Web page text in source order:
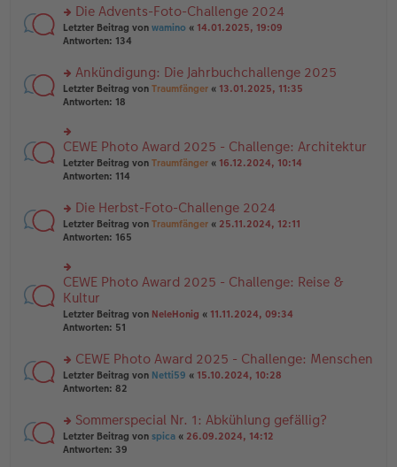
tr
a
g
el
es
e
B
ei
tr
g
rs
te
n
g
el
e
n
er
B
a
g
Die Advents-Foto-Challenge 2024
Letzter Beitrag von wamino « 14.01.2025, 19:09
Antworten: 134
rs
te
u
n
g
el
es
n
er
B
a
g
Ankündigung: Die Jahrbuchchallenge 2025
Letzter Beitrag von Traumfänger « 13.01.2025, 11:35
Antworten: 18
rs
te
r
g
el
es
n
er
B
ei
tr
a
CEWE Photo Award 2025 - Challenge: Architektur
Letzter Beitrag von Traumfänger « 16.12.2024, 10:14
Antworten: 114
rs
te
u
n
g
el
es
e
er
B
ei
tr
g
Die Herbst-Foto-Challenge 2024
Letzter Beitrag von Traumfänger « 25.11.2024, 12:11
Antworten: 165
rs
te
r
u
n
el
es
e
B
ei
tr
CEWE Photo Award 2025 - Challenge: Reise &
Kultur
Letzter Beitrag von NeleHonig « 11.11.2024, 09:34
Antworten: 51
rs
te
n
g
el
CEWE Photo Award 2025 - Challenge: Menschen
Letzter Beitrag von Netti59 « 15.10.2024, 10:28
Antworten: 82
rs
te
Sommerspecial Nr. 1: Abkühlung gefällig?
Letzter Beitrag von spica « 26.09.2024, 14:12
Antworten: 39